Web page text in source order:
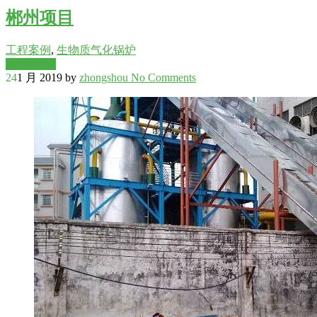
郴州项目
工程案例 , 生物质气化锅炉
241 月 2019 by zhongshou No Comments